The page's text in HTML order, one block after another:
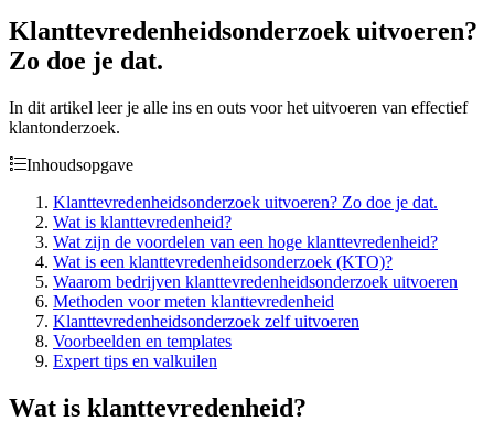
Klanttevredenheidsonderzoek uitvoeren?
Zo doe je dat.
In dit artikel leer je alle ins en outs voor het uitvoeren van effectief
klantonderzoek.
Inhoudsopgave
Klanttevredenheidsonderzoek uitvoeren? Zo doe je dat.
Wat is klanttevredenheid?
Wat zijn de voordelen van een hoge klanttevredenheid?
Wat is een klanttevredenheidsonderzoek (KTO)?
Waarom bedrijven klanttevredenheidsonderzoek uitvoeren
Methoden voor meten klanttevredenheid
Klanttevredenheidsonderzoek zelf uitvoeren
Voorbeelden en templates
Expert tips en valkuilen
Wat is klanttevredenheid?